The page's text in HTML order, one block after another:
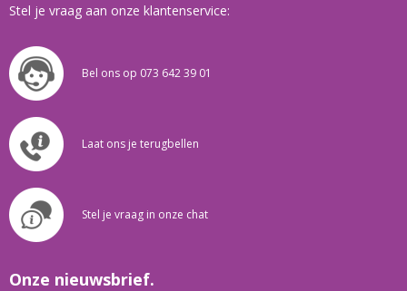
Stel je vraag aan onze klantenservice:
Bel ons op 073 642 39 01
Laat ons je terugbellen
Stel je vraag in onze chat
Onze nieuwsbrief.